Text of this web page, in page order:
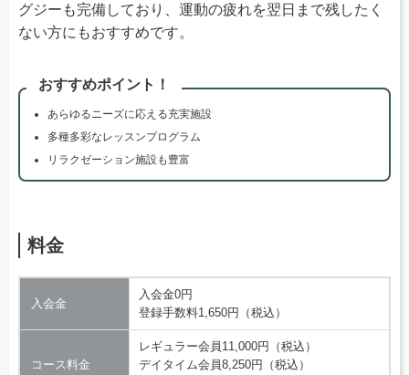
グジーも完備しており、運動の疲れを翌日まで残したく
ない方にもおすすめです。
おすすめポイント！
あらゆるニーズに応える充実施設
多種多彩なレッスンプログラム
リラクゼーション施設も豊富
料金
入会金
入会金0円
登録手数料1,650円（税込）
コース料金
レギュラー会員11,000円（税込）
デイタイム会員8,250円（税込）